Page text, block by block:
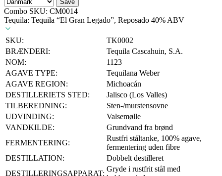
Save
Combo SKU: CM0014
Tequila: Tequila “El Gran Legado”, Reposado 40% ABV
SKU:
TK0002
BRÆNDERI:
Tequila Cascahuin, S.A.
NOM:
1123
AGAVE TYPE:
Tequilana Weber
AGAVE REGION:
Michoacán
DESTILLERIETS STED:
Jalisco (Los Valles)
TILBEREDNING:
Sten-/murstensovne
UDVINDING:
Valsemølle
VANDKILDE:
Grundvand fra brønd
FERMENTERING:
Rustfri ståltanke, 100% agave,
fermentering uden fibre
DESTILLATION:
Dobbelt destilleret
DESTILLERINGSAPPARAT:
Gryde i rustfrit stål med